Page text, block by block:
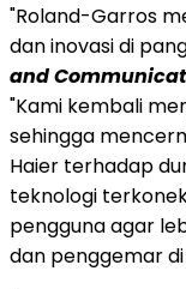
"Roland-Garros
dan inovasi di
and
"Kami kembali
sehingga
Haier terhadap
teknologi
pengguna agar
dan penggemar di